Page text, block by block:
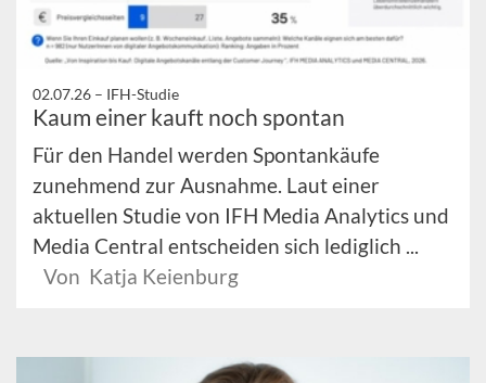
02.07.26 – IFH-Studie
Kaum einer kauft noch spontan
Für den Handel werden Spontankäufe
zunehmend zur Ausnahme. Laut einer
aktuellen Studie von IFH Media Analytics und
Media Central entscheiden sich lediglich ...
Von Katja Keienburg